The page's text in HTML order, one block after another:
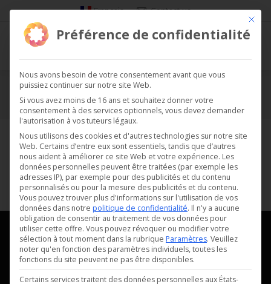
Français Contact us
Espace client
Vous êtes ici :
Ce contenu est réservé uniquement aux utilisateurs et
utilisatrices connectés. Veuillez vous connecterpour voir
ce contenu.
Ce
Préférence de confidentialité
Nous avons besoin de votre consentement avant que vous
puissiez continuer sur notre site Web.
Si vous avez moins de 16 ans et souhaitez donner votre
consentement à des services optionnels, vous devez demander
l'autorisation à vos tuteurs légaux.
Nous utilisons des cookies et d'autres technologies sur notre site
Web. Certains d’entre eux sont essentiels, tandis que d’autres
nous aident à améliorer ce site Web et votre expérience. Les
données personnelles peuvent être traitées (par exemple les
adresses IP), par exemple pour des publicités et du contenu
personnalisés ou pour la mesure des publicités et du contenu.
Vous pouvez trouver plus d'informations sur l'utilisation de vos
données dans notre politique de confidentialité. Il n'y a aucune
obligation de consentir au traitement de vos données pour
utiliser cette offre. Vous pouvez révoquer ou modifier votre
sélection à tout moment dans la rubrique Paramètres. Veuillez
noter qu'en fonction des paramètres individuels, toutes les
fonctions du site peuvent ne pas être disponibles.
Certains services traitent des données personnelles aux États-